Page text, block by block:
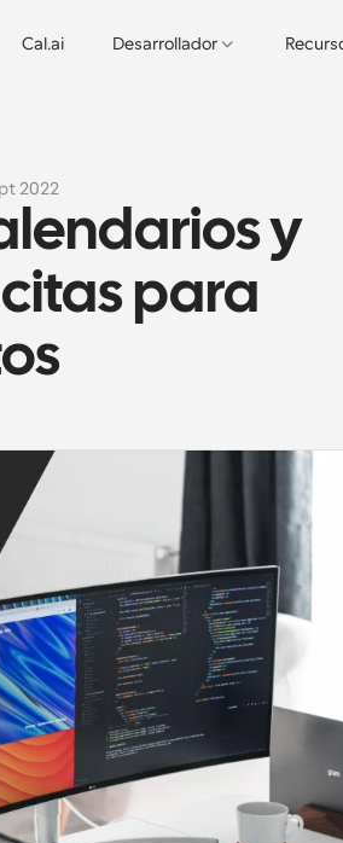
Cal.ai Desarrollador
2022
y
para